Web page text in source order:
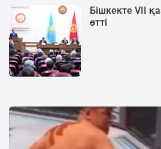
Бішкекте VII
өтті